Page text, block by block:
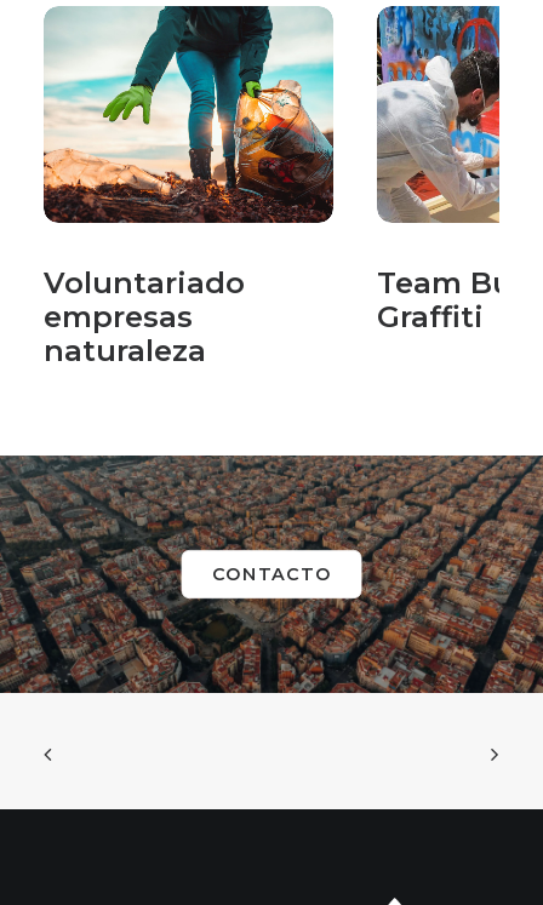
Voluntariado
empresas
naturaleza
Team
Graffiti
CONTACTO